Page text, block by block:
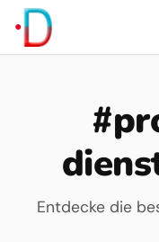
Entdecke die